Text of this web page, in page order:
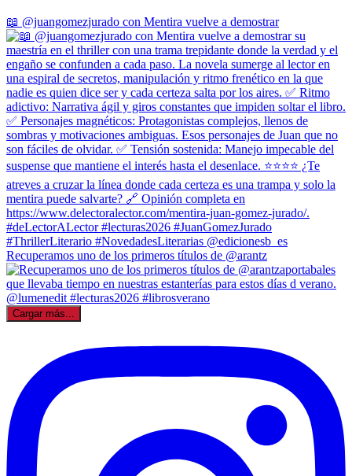
📖 @juangomezjurado con Mentira vuelve a demostrar
Recuperamos uno de los primeros títulos de @arantz
Cargar más...